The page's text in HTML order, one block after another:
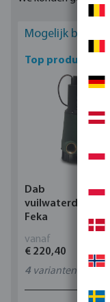
materialen zoals PE,
Mogelijk bent u
Top producten
Dab
Feka
vanaf
€ 220,40
4 varianten